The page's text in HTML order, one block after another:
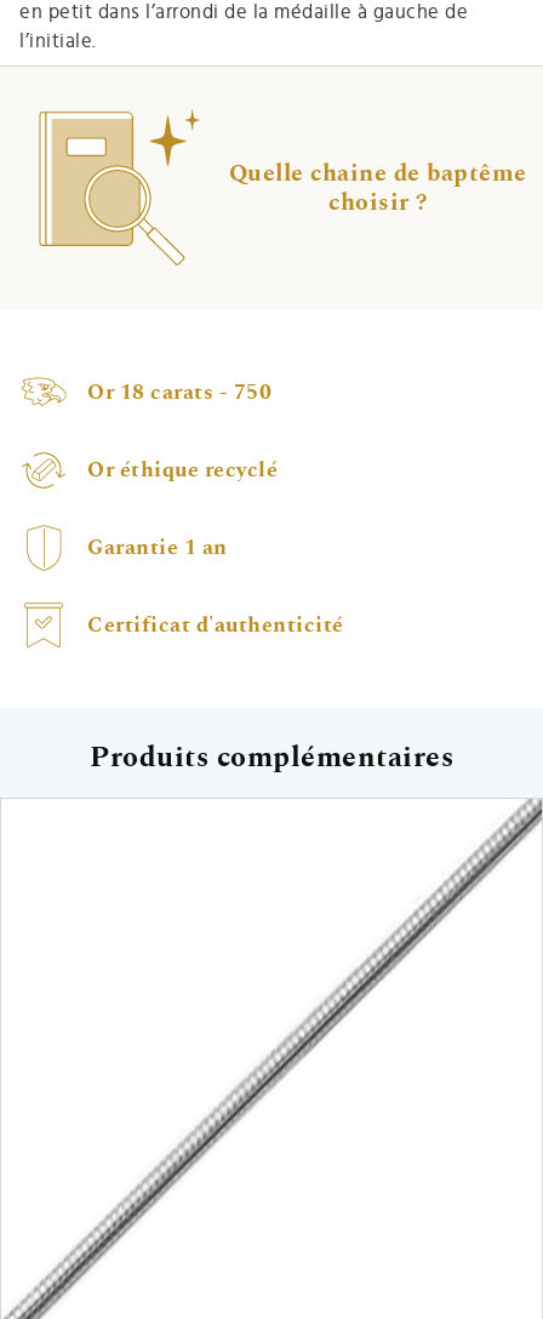
en petit dans l’arrondi de la médaille à gauche de
l’initiale.
Quelle chaine de baptême
choisir ?
Or 18 carats - 750
Or éthique recyclé
Garantie 1 an
Certificat d'authenticité
Produits complémentaires